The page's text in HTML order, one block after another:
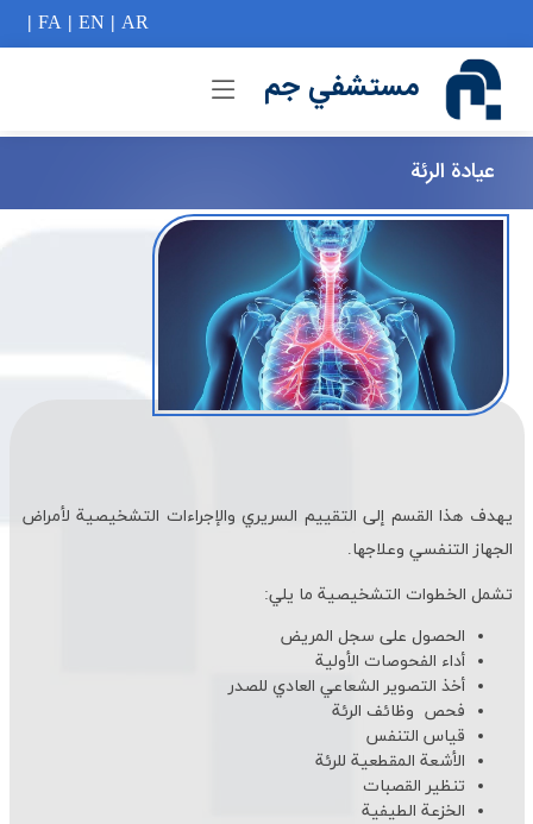
FA| EN | AR
|
مستشفي جم
عيادة الرئة
يهدف هذا القسم إلى التقييم السريري والإجراءات التشخيصية لأمراض
الجهاز التنفسي وعلاجها.
تشمل الخطوات التشخيصية ما يلي:
الحصول على سجل المريض
أداء الفحوصات الأولية
أخذ التصوير الشعاعي العادي للصدر
فحص وظائف الرئة
قياس التنفس
الأشعة المقطعية للرئة
تنظير القصبات
الخزعة الطيفية